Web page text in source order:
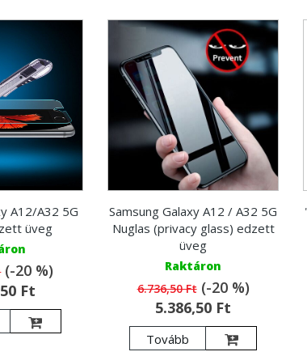
A12/A32 5G
üveg
(-20 %)
Ft
Samsung Galaxy A12 / A32 5G
Nuglas (privacy glass) edzett
üveg
Raktáron
6.736,50 Ft(-20 %)
5.386,50 Ft
Tovább